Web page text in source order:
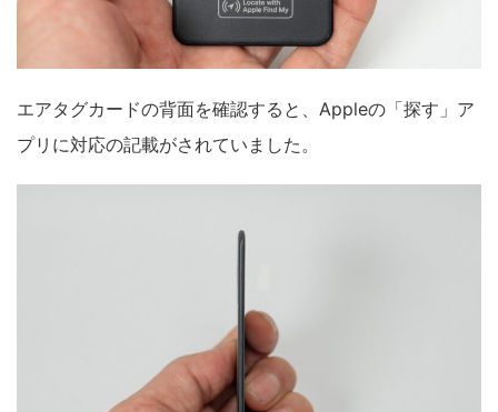
エアタグカードの背面を確認すると、Appleの「探す」ア
プリに対応の記載がされていました。